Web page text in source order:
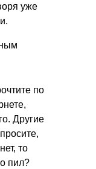
уже
по
Другие
то
пил?